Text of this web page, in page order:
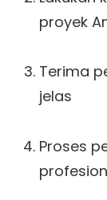
proyek
Terima
jelas
Proses